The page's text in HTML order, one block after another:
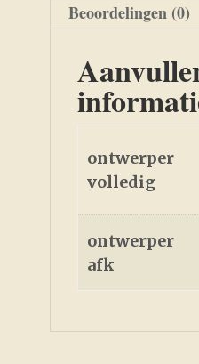
Beoordelingen (0)
ontwerper
volledig
ontwerper
afk